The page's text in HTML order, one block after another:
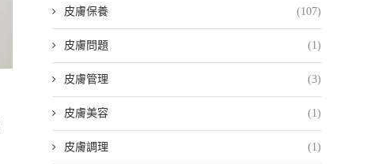
皮膚保養 (107)
皮膚問題 (1)
皮膚管理 (3)
皮膚美容 (1)
皮膚調理 (1)